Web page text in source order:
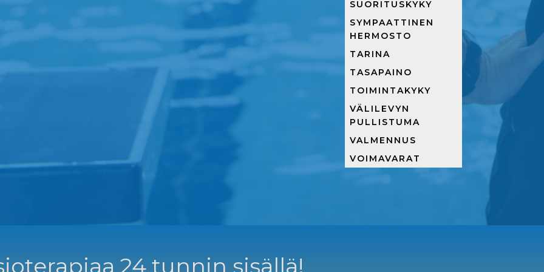
SUORITUSKYKY
SYMPAATTINEN
HERMOSTO
TARINA
TASAPAINO
TOIMINTAKYKY
VÄLILEVYN
PULLISTUMA
VALMENNUS
VOIMAVARAT
24 tunnin sisällä!